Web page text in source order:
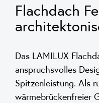
Flachdach
Das LAMILUX
anspruchsvolles
Spitzenleistung. Als
wärmebrückenfreier